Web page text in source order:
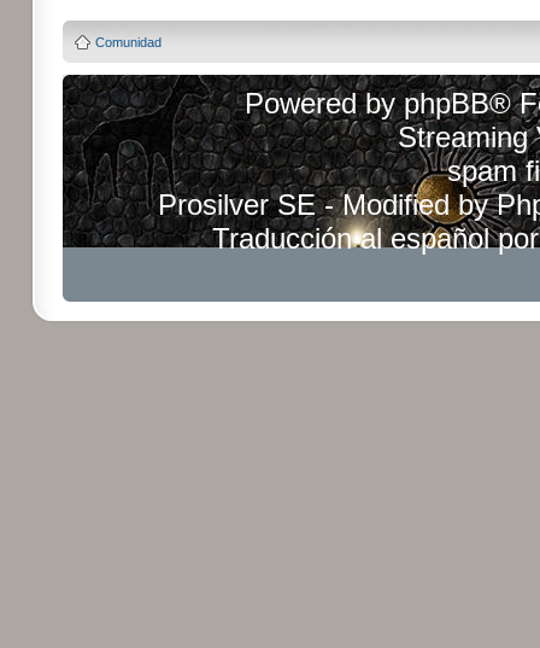
Comunidad
Powered byphpBB®
Streaming
spam
Prosilver SE - Modified by
Traducción al español